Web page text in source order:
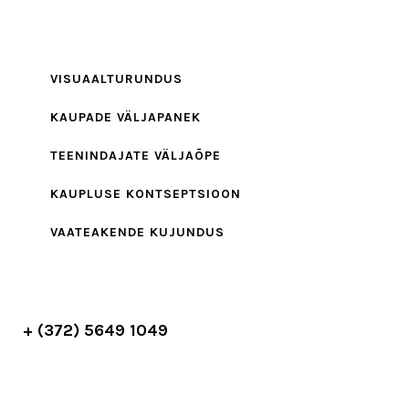
VISUAALTURUNDUS
KAUPADE VÄLJAPANEK
TEENINDAJATE VÄLJAÕPE
KAUPLUSE KONTSEPTSIOON
VAATEAKENDE KUJUNDUS
+ (372) 5649 1049